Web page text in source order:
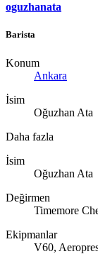
oguzhanata
Barista
Konum
Ankara
İsim
Oğuzhan Ata
Daha fazla
İsim
Oğuzhan Ata
Değirmen
Timemore
Ekipmanlar
V60,